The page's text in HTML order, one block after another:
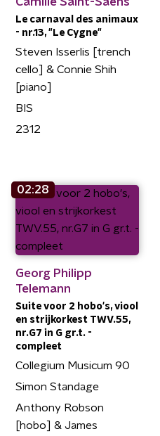
Le carnaval des animaux
- nr.13, "Le Cygne"
Steven Isserlis [trench
cello] & Connie Shih
[piano]
BIS
2312
02:28
Georg Philipp
Telemann
Suite voor 2 hobo's, viool
en strijkorkest TWV.55,
nr.G7 in G gr.t. -
compleet
Collegium Musicum 90
Simon Standage
Anthony Robson
[hobo] & James